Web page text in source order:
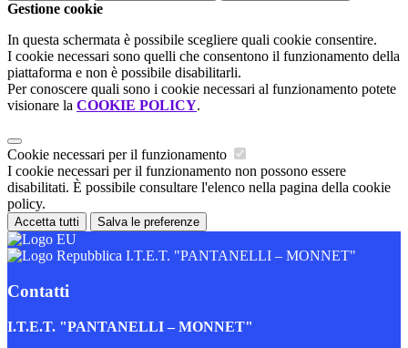
Gestione cookie
In questa schermata è possibile scegliere quali cookie consentire.
I cookie necessari sono quelli che consentono il funzionamento della
piattaforma e non è possibile disabilitarli.
Per conoscere quali sono i cookie necessari al funzionamento potete
visionare la COOKIE POLICY.
Cookie necessari per il funzionamento
I cookie necessari per il funzionamento non possono essere
disabilitati. È possibile consultare l'elenco nella pagina della cookie
policy.
Accetta tutti Salva le preferenze
I.T.E.T. "PANTANELLI – MONNET"
Contatti
I.T.E.T. "PANTANELLI – MONNET"